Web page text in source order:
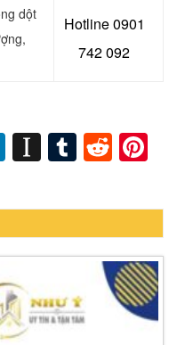
dột
Hotline 0901
742 092
LinkedIn
Instapaper
Tumblr